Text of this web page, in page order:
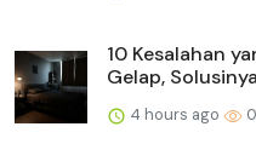
10 Kesalahan
Gelap,
4 hours ago 0